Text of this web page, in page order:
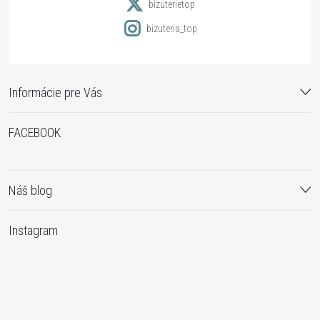
Informácie pre Vás
bizuterietop
bizuteria_top
FACEBOOK
Náš blog
Instagram